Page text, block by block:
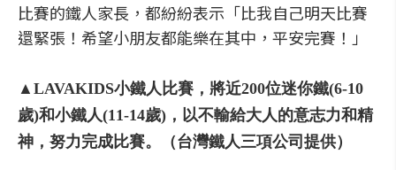
比賽的鐵人家長，都紛紛表示「比我自己明天比賽
還緊張！希望小朋友都能樂在其中，平安完賽！」
▲LAVAKIDS小鐵人比賽，將近200位迷你鐵(6-10
歲)和小鐵人(11-14歲)，以不輸給大人的意志力和精
神，努力完成比賽。（台灣鐵人三項公司提供）